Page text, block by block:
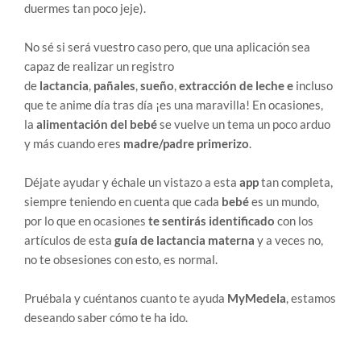
duermes tan poco jeje).
No sé si será vuestro caso pero, que una aplicación sea
capaz de realizar un registro
de lactancia, pañales,sueño,extracción de leche e incluso
que te anime día tras día ¡es una maravilla! En ocasiones,
la alimentación del bebése vuelve un tema un poco arduo
y más cuando eres madre/padre primerizo.
Déjate ayudar y échale un vistazo a esta apptan completa,
siempre teniendo en cuenta que cada bebées un mundo,
por lo que en ocasiones te sentirás identificado con los
artículos de esta guía de lactancia materna y a veces no,
no te obsesiones con esto, es normal.
Pruébala y cuéntanos cuanto te ayuda MyMedela, estamos
deseando saber cómo te ha ido.